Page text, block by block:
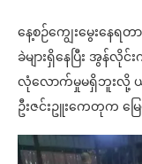
နေ့စဉ်ကျွေးမွေးနေ
ခဲများရှိနေပြီး အွန်လို
လုံလောက်မှုမရှိဘူးလို့ ယ
ဦးဇင်းဥူးကေတုက မ